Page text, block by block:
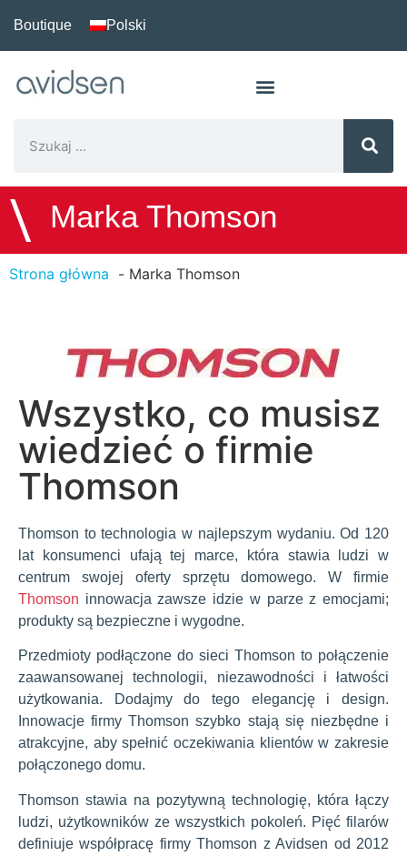
Boutique Polski
\ Marka Thomson
Strona główna Marka Thomson
Wszystko, co musisz
wiedzieć o firmie
Thomson
Thomson to technologia w najlepszym wydaniu. Od 120
lat konsumenci ufają tej marce, która stawia ludzi w
centrum swojej oferty sprzętu domowego. W firmie
Thomson innowacja zawsze idzie w parze z emocjami;
produkty są bezpieczne i wygodne.
Przedmioty podłączone do sieci Thomson to połączenie
zaawansowanej technologii, niezawodności i łatwości
użytkowania. Dodajmy do tego elegancję i design.
Innowacje firmy Thomson szybko stają się niezbędne i
atrakcyjne, aby spełnić oczekiwania klientów w zakresie
połączonego domu.
Thomson stawia na pozytywną technologię, która łączy
ludzi, użytkowników ze wszystkich pokoleń. Pięć filarów
definiuje współpracę firmy Thomson z Avidsen od 2012